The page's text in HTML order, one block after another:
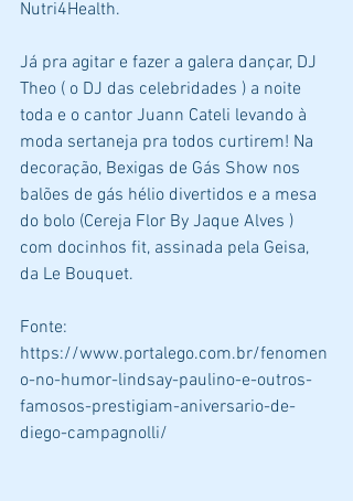
Nutri4Health.
Já pra agitar e fazer a galera dançar, DJ
Theo ( o DJ das celebridades ) a noite
toda e o cantor Juann Cateli levando à
moda sertaneja pra todos curtirem! Na
decoração, Bexigas de Gás Show nos
balões de gás hélio divertidos e a mesa
do bolo (Cereja Flor By Jaque Alves )
com docinhos fit, assinada pela Geisa,
da Le Bouquet.
Fonte:
https://www.portalego.com.br/fenomen
o-no-humor-lindsay-paulino-e-outros-
famosos-prestigiam-aniversario-de-
diego-campagnolli/